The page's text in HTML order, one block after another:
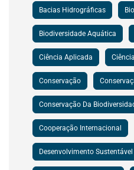
Bacias Hidrográficas
Biodiversidade Aquática
Ciência Aplicada
Conservação
Conservação Da
Cooperação Internacional
Desenvolvimento Sustentável